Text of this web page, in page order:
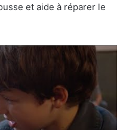
et aide à réparer le